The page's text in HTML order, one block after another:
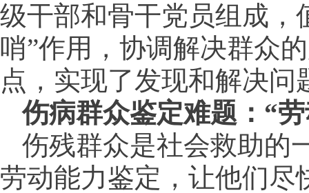
级干部和骨干党员组成，
哨”作用，协调解决群众
点，实现了发现和解决
伤病群众鉴定难题：“
伤残群众是社会救助的
劳动能力鉴定，让他们尽